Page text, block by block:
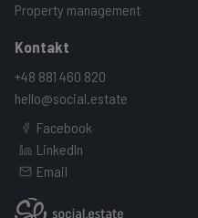
Property management
Kontakt
+48 881 460 820
hello@social.estate
Facebook
LinkedIn
Email